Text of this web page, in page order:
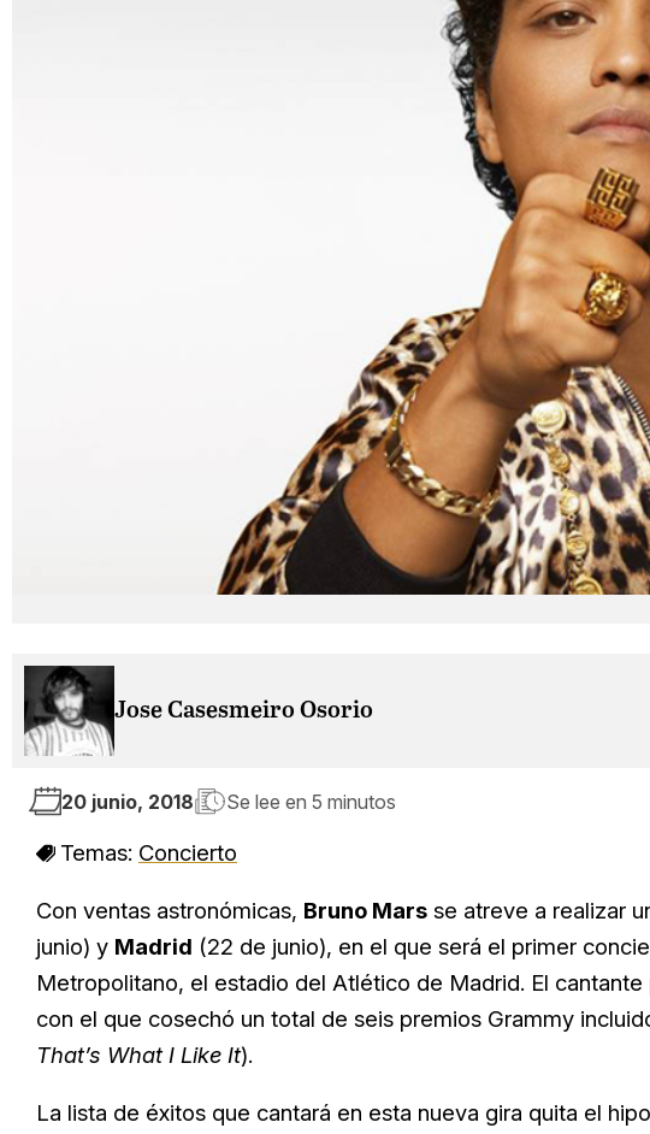
Jose Casesmeiro Osorio
20 junio, 2018 Se lee en 5 minutos
Temas: Concierto
Con ventas astronómicas, Bruno Mars se atreve a realizar
junio) y Madrid (22 de junio), en el que será el primer
Metropolitano, el estadio del Atlético de Madrid. El cantante
con el que cosechó un total de seis premios Grammy
That’s What I Like It).
La lista de éxitos que cantará en esta nueva gira quita el